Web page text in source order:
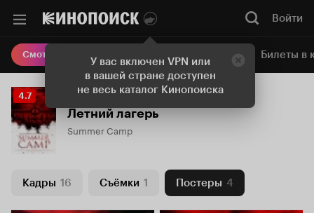
У вас включен VPN или
в вашей стране доступен
не весь каталог Кинопоиска
Войти
Смотреть кино Онлайн-кинотеатр Билеты в
Рейтинг
Кинопоиска
4.7
4.7
Летний лагерь
Summer Camp
Кадры 16 Съёмки 1 Постеры 4